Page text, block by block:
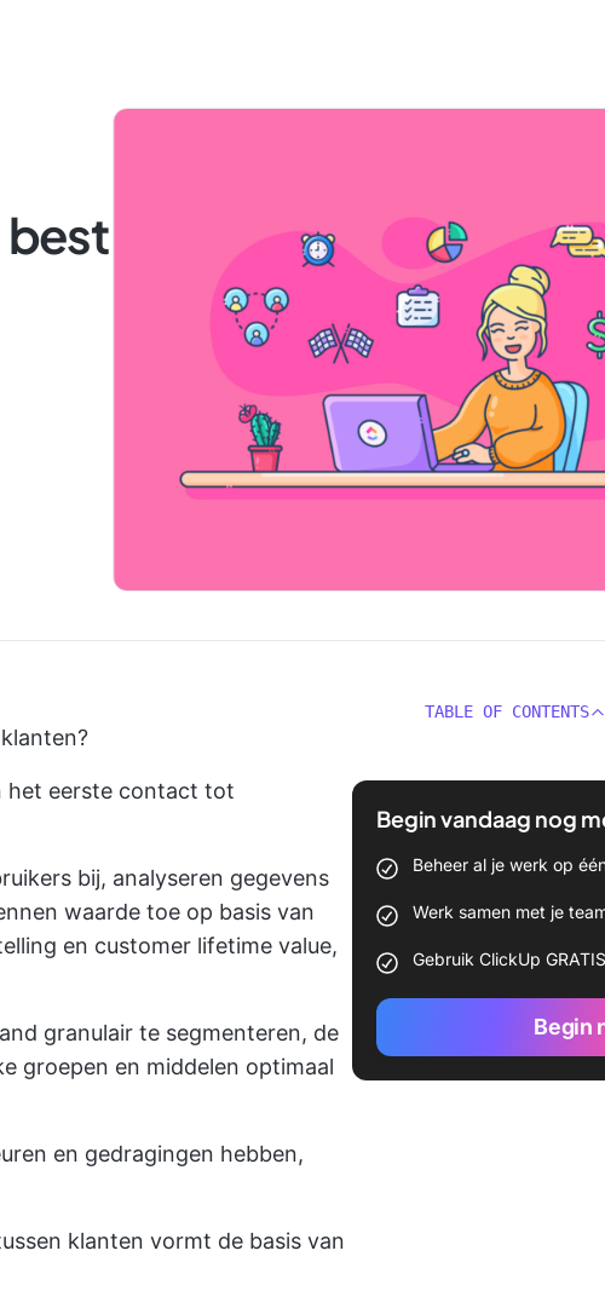
best
het eerste contact tot
bij, analyseren gegevens
waarde toe op basis van
en customer lifetime value,
granulair te segmenteren, de
groepen en middelen optimaal
en gedragingen hebben,
klanten vormt de basis van
TABLE OF CONTENTS
Begin vandaag nog
Beheer al je werk op
Werk samen met je
Gebruik ClickUp
Begin